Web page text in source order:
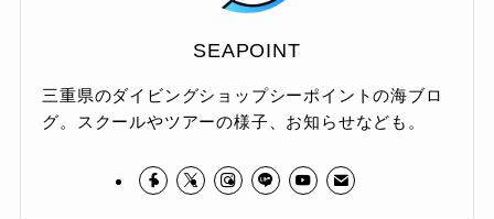
SEAPOINT
三重県のダイビングショップシーポイントの海ブロ
グ。スクールやツアーの様子、お知らせなども。